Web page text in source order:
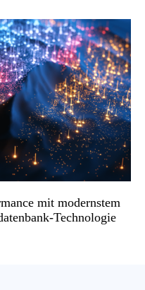
mit modernstem
Technologie